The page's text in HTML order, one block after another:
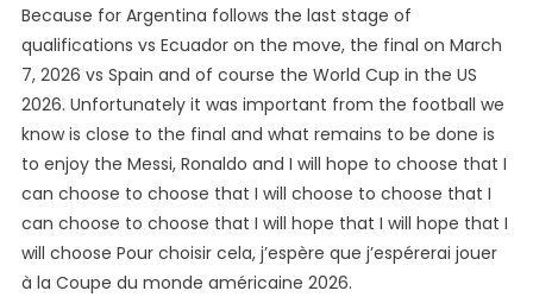
Because for Argentina follows the last stage of
qualifications vs Ecuador on the move, the final on March
7, 2026 vs Spain and of course the World Cup in the US
2026. Unfortunately it was important from the football we
know is close to the final and what remains to be done is
to enjoy the Messi, Ronaldo and I will hope to choose that I
can choose to choose that I will choose to choose that I
can choose to choose that I will hope that I will hope that I
will choose Pour choisir cela, j’espère que j’espérerai jouer
à la Coupe du monde américaine 2026.